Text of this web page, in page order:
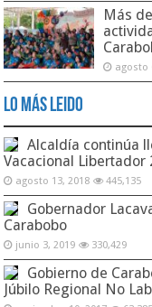
Más
agosto
Lo Más Leido
Alcaldía continúa
Vacacional Libertador
agosto 13, 2018 445,135
Gobernador
Carabobo
junio 3, 2019 330,429
Gobierno de
Júbilo Regional No